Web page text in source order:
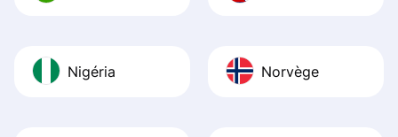
Nigéria Norvège